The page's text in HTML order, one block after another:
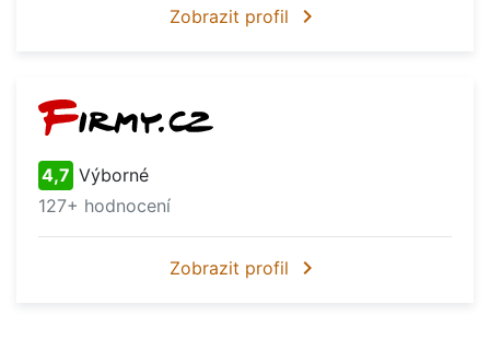
Zobrazit profil chevron_right
4,7 Výborné
127+ hodnocení
Zobrazit profil chevron_right